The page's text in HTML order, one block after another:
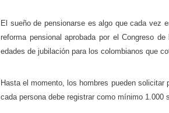
El sueño de pensionarse es algo que cada vez
reforma pensional aprobada por el Congreso
edades de jubilación para los colombianos que
Hasta el momento, los hombres pueden
cada persona debe registrar como mínimo